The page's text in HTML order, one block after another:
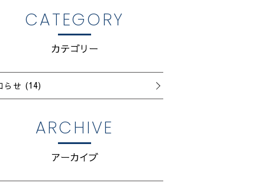
CATEGORY
カテゴリー
らせ (14)
ARCHIVE
アーカイブ